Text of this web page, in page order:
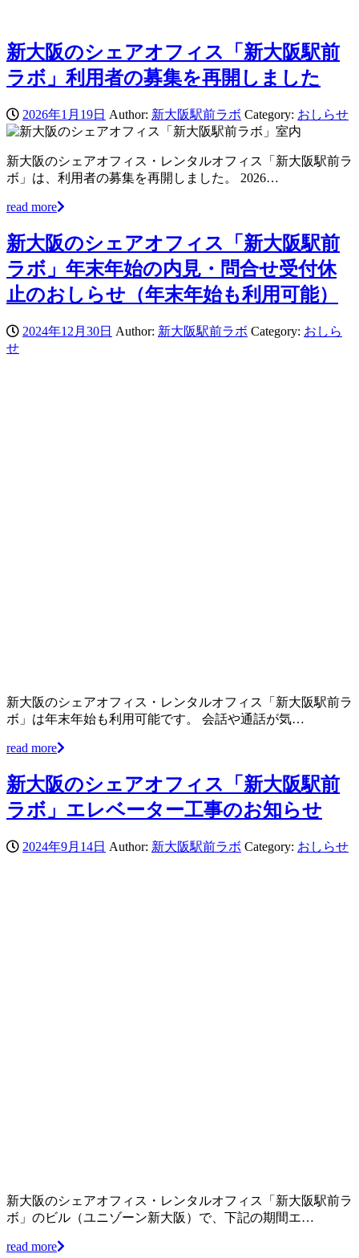
新大阪のシェアオフィス「新大阪駅前
ラボ」利用者の募集を再開しました
2026年1月19日 Author: 新大阪駅前ラボ Category: おしらせ
新大阪のシェアオフィス・レンタルオフィス「新大阪駅前ラ
ボ」は、利用者の募集を再開しました。 2026…
read more
新大阪のシェアオフィス「新大阪駅前
ラボ」年末年始の内見・問合せ受付休
止のおしらせ（年末年始も利用可能）
2024年12月30日 Author: 新大阪駅前ラボ Category: おしら
せ
新大阪のシェアオフィス・レンタルオフィス「新大阪駅前ラ
ボ」は年末年始も利用可能です。 会話や通話が気…
read more
新大阪のシェアオフィス「新大阪駅前
ラボ」エレベーター工事のお知らせ
2024年9月14日 Author: 新大阪駅前ラボ Category: おしらせ
新大阪のシェアオフィス・レンタルオフィス「新大阪駅前ラ
ボ」のビル（ユニゾーン新大阪）で、下記の期間エ…
read more